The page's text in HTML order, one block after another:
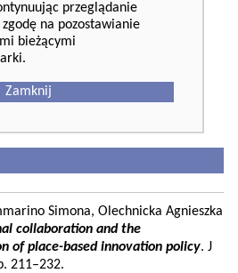
przeglądanie
na pozostawianie
bieżącymi
Zamknij
Simona, Olechnicka Agnieszka
collaboration and the
of place-based innovation policy. J
211–232.